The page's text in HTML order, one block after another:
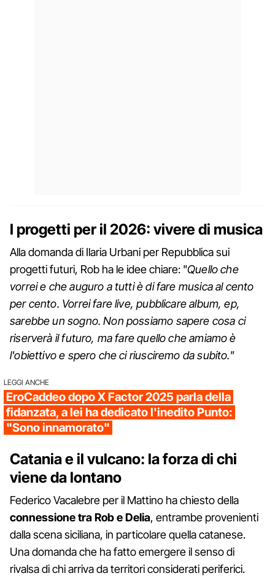
I progetti per il 2026: vivere di musica
Alla domanda di Ilaria Urbani per Repubblica sui
progetti futuri, Rob ha le idee chiare: "Quello che
vorrei e che auguro a tutti è di fare musica al cento
per cento. Vorrei fare live, pubblicare album, ep,
sarebbe un sogno. Non possiamo sapere cosa ci
riserverà il futuro, ma fare quello che amiamo è
l'obiettivo e spero che ci riusciremo da subito."
LEGGI ANCHE
EroCaddeo dopo X Factor 2025 parla della
fidanzata, a lei ha dedicato l'inedito Punto:
"Sono innamorato"
Catania e il vulcano: la forza di chi
viene da lontano
Federico Vacalebre per il Mattino ha chiesto della
connessione tra Rob e Delia, entrambe provenienti
dalla scena siciliana, in particolare quella catanese.
Una domanda che ha fatto emergere il senso di
rivalsa di chi arriva da territori considerati periferici.